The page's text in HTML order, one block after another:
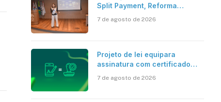
Split Payment, Reforma
debates
7 de agosto de 2026
Projeto de lei equipara
assinatura com certificado
reconhecimento de firma em
7 de agosto de 2026